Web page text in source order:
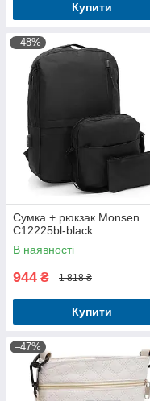
Купити
–48%
Сумка + рюкзак Monsen
C12225bl-black
В наявності
944 ₴ 1 818 ₴
Купити
–47%